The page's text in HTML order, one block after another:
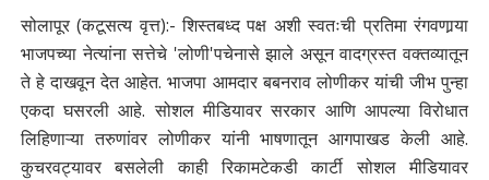
सोलापूर (कटूसत्य वृत्त):- शिस्तबध्द पक्ष अशी स्वतःची प्रतिमा रंगवणार्‍या
भाजपच्या नेत्यांना सत्तेचे 'लोणी'पचेनासे झाले असून वादग्रस्त वक्तव्यातून
ते हे दाखवून देत आहेत. भाजपा आमदार बबनराव लोणीकर यांची जीभ पुन्हा
एकदा घसरली आहे. सोशल मीडियावर सरकार आणि आपल्या विरोधात
लिहिणाऱ्या तरुणांवर लोणीकर यांनी भाषणातून आगपाखड केली आहे.
कुचरवट्यावर बसलेली काही रिकामटेकडी कार्टी सोशल मीडियावर